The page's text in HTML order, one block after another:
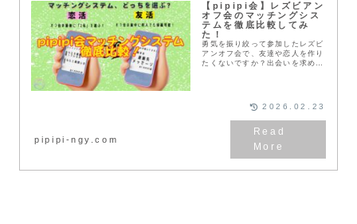
【pipipi会】レズビアン
オフ会のマッチングシス
テムを徹底比較してみ
た！
勇気を振り絞って参加したレズビ
アンオフ会で、友達や恋人を作り
たくないですか？出会いを求めて
絡先を聞くのが苦手な方や、レズ
ビアンオフ会初心者の方には特に
オススメのマッチングシステムで
pipipi-ngy.com
2026.02.23